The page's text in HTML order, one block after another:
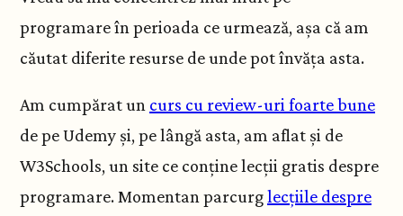
programare în perioada ce urmează, așa că am
căutat diferite resurse de unde pot învăța asta.
Am cumpărat un curs cu review-uri foarte bune
de pe Udemy și, pe lângă asta, am aflat și de
W3Schools, un site ce conține lecții gratis despre
programare. Momentan parcurglecțiile despre